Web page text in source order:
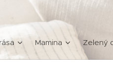
Mamina Zelený